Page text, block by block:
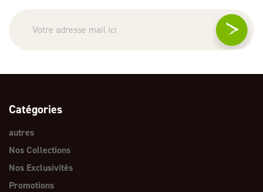
Catégories
autres
Nos Collections
Nos Exclusivités
Promotions